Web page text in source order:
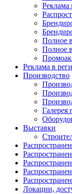
Реклама
Полное
Полное
Реклама в
Производство
Галерея
Выставки
Локации,